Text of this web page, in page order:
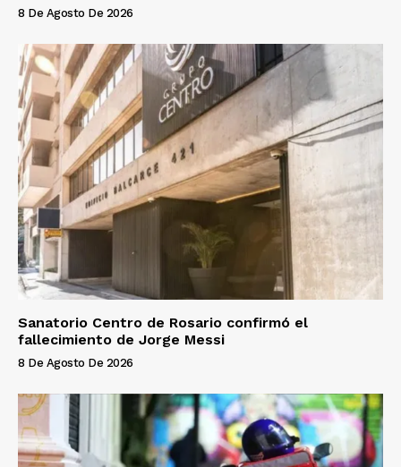
8 De Agosto De 2026
Sanatorio Centro de Rosario confirmó el
fallecimiento de Jorge Messi
8 De Agosto De 2026